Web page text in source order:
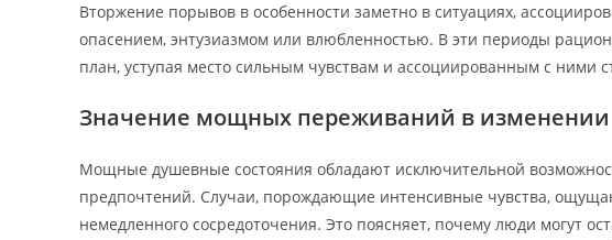
Вторжение порывов в особенности заметно в ситуациях,
опасением, энтузиазмом или влюбленностью. В эти периоды
план, уступая место сильным чувствам и ассоциированным с ними
Значение мощных переживаний в изменении
Мощные душевные состояния обладают исключительной
предпочтений. Случаи, порождающие интенсивные чувства,
немедленного сосредоточения. Это поясняет, почему люди могут